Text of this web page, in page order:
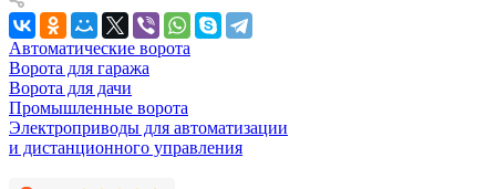
Автоматические ворота
Ворота для гаража
Ворота для дачи
Промышленные ворота
Электроприводы для автоматизации
и дистанционного управления